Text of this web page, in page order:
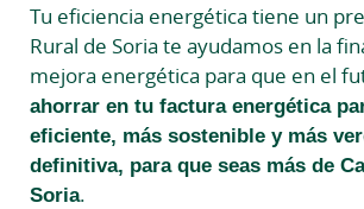
Tu eficiencia energética tiene un
Rural de Soria te ayudamos en la
mejora energética para que en el
ahorrar en tu factura energética
eficiente, más sostenible y más
definitiva, para que seas más de
Soria.